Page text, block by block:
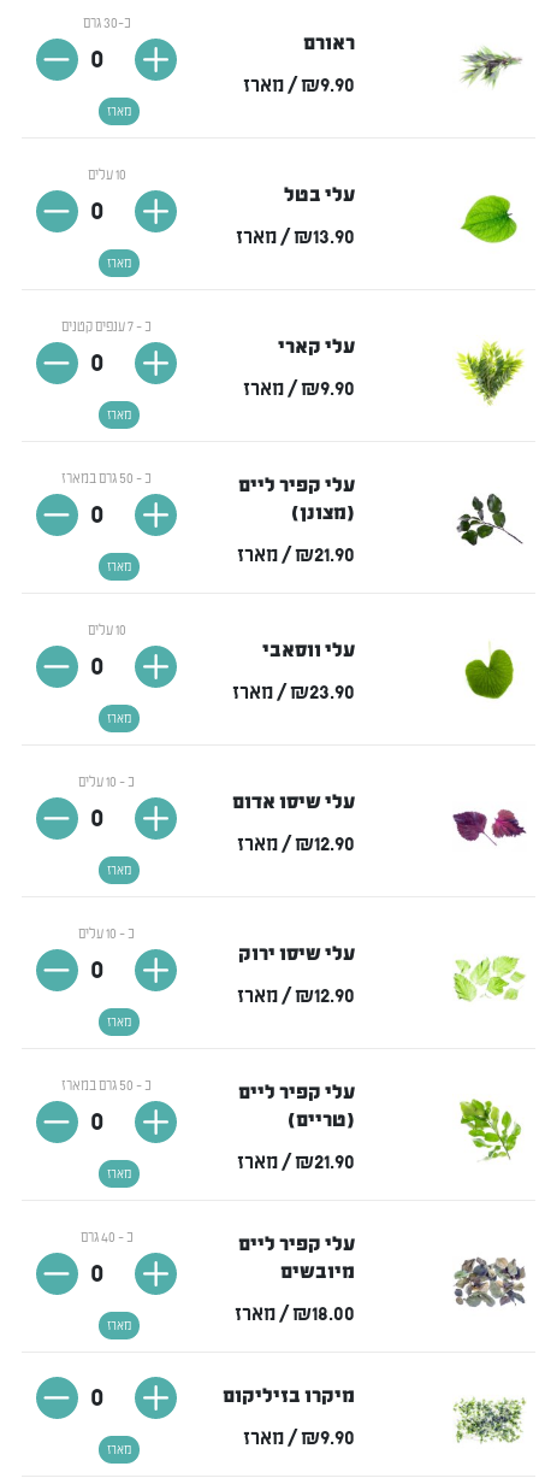
ראורם
₪9.90/ מארז
כ-30 גרם
מארז
0
עלי בטל
₪13.90/ מארז
10 עלים
מארז
0
עלי קארי
₪9.90/ מארז
כ - 7 ענפים קטנים
מארז
0
עלי קפיר ליים
(מצונן)
₪21.90/ מארז
כ - 50 גרם במארז
מארז
0
עלי ווסאבי
₪23.90/ מארז
10 עלים
מארז
0
עלי שיסו אדום
₪12.90/ מארז
כ - 10 עלים
מארז
0
עלי שיסו ירוק
₪12.90/ מארז
כ - 10 עלים
מארז
0
עלי קפיר ליים
(טריים)
₪21.90/ מארז
כ - 50 גרם במארז
מארז
0
עלי קפיר ליים
מיובשים
₪18.00/ מארז
כ - 40 גרם
מארז
0
מיקרו בזיליקום
₪9.90/ מארז מארז
0